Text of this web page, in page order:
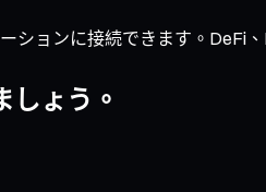
ションに接続できます。
ょう。